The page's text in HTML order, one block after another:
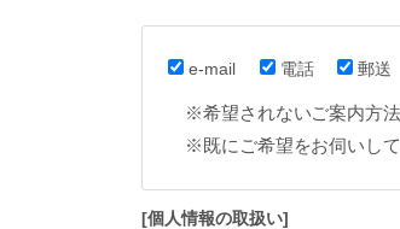
e-mail 電話 郵送
※希望されないご案内方
※既にご希望をお伺いし
[個人情報の取扱い]